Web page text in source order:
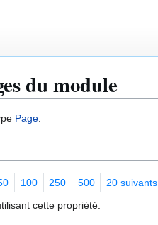
du module
Page.
100 250 500 20 suivants
cette propriété.